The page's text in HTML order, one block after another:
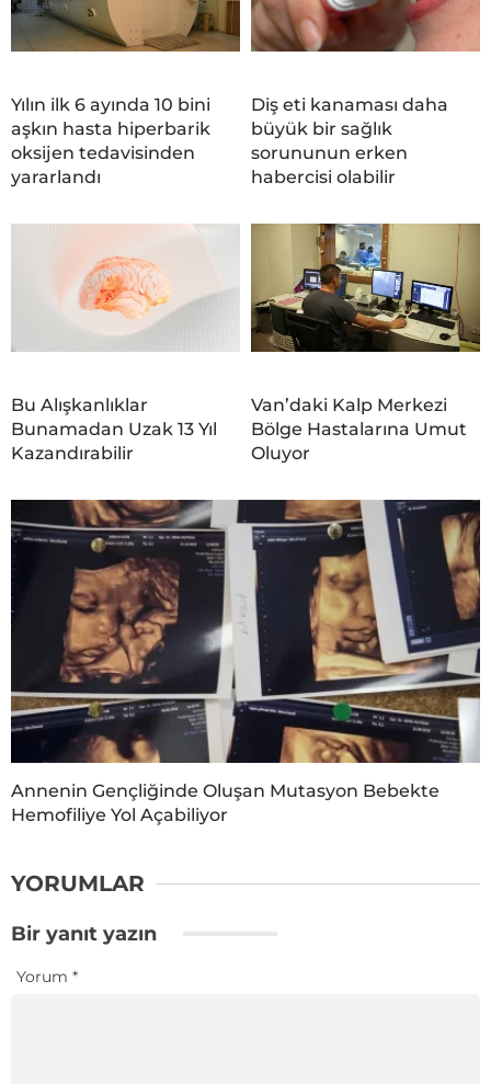
Yılın ilk 6 ayında 10 bini
aşkın hasta hiperbarik
oksijen tedavisinden
yararlandı
Diş eti kanaması daha
büyük bir sağlık
sorununun erken
habercisi olabilir
Bu Alışkanlıklar
Bunamadan Uzak 13 Yıl
Kazandırabilir
Van’daki Kalp Merkezi
Bölge Hastalarına Umut
Oluyor
Annenin Gençliğinde Oluşan Mutasyon Bebekte
Hemofiliye Yol Açabiliyor
YORUMLAR
Bir yanıt yazın
Yorum *